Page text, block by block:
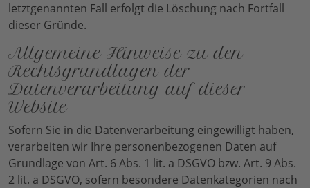
letztgenannten Fall erfolgt die Löschung nach Fortfall
dieser Gründe.
Allgemeine Hinweise zu den
Rechtsgrundlagen der
Datenverarbeitung auf dieser
Website
Sofern Sie in die Datenverarbeitung eingewilligt haben,
verarbeiten wir Ihre personenbezogenen Daten auf
Grundlage von Art. 6 Abs. 1 lit. a DSGVO bzw. Art. 9 Abs.
2 lit. a DSGVO, sofern besondere Datenkategorien nach